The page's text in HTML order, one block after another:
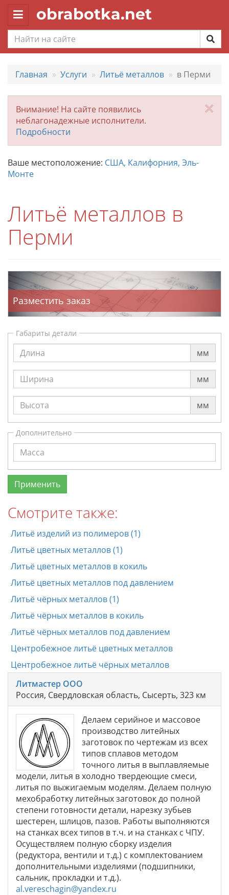
Toggle
navigation
obrabotka.net
Главная Услуги Литьё металлов в Перми
Внимание! На сайте появились
неблагонадежные исполнители.
Подробности
Ваше местоположение: США, Калифорния, Эль-
Монте
Литьё металлов в
Перми
Разместить заказ
Габариты детали
мм
мм
мм
Дополнительно
Смотрите также:
Литьё изделий из полимеров (1)
Литьё цветных металлов (1)
Литьё цветных металлов в кокиль
Литьё цветных металлов под давлением
Литьё чёрных металлов (1)
Литьё чёрных металлов в кокиль
Литьё чёрных металлов под давлением
Центробежное литьё цветных металлов
Центробежное литьё чёрных металлов
Литмастер ООО
Россия, Свердловская область, Сысерть, 323 км
Делаем серийное и массовое
производство литейных
заготовок по чертежам из всех
типов сплавов методом
точного литья в выплавляемые
модели, литья в холодно твердеющие смеси,
литья по выжигаемым моделям. Делаем полную
мехобработку литейных заготовок до полной
степени готовности детали, нарезку зубьев
шестерен, шлицов, пазов. Работы выполняются
на станках всех типов в т.ч. и на станках с ЧПУ.
Осуществляем полную сборку изделия
(редуктора, вентили и т.д.) с комплектованием
дополнительными изделиями (подшипники,
сальник, прокладки и т.д.).
al.vereschagin@yandex.ru